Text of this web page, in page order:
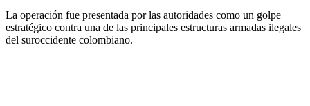
La operación fue presentada por las autoridades como un golpe
estratégico contra una de las principales estructuras armadas ilegales
del suroccidente colombiano.